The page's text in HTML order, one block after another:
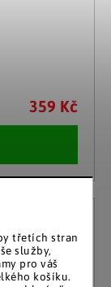
třetích stran
služby,
pro váš
košíku.
359 Kč